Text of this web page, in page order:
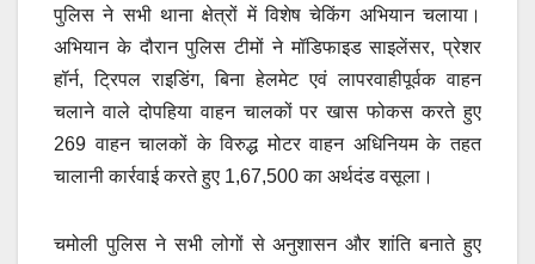
पुलिस ने सभी थाना क्षेत्रों में विशेष चेकिंग अभियान चलाया।
अभियान के दौरान पुलिस टीमों ने मॉडिफाइड साइलेंसर, प्रेशर
हॉर्न, ट्रिपल राइडिंग, बिना हेलमेट एवं लापरवाहीपूर्वक वाहन
चलाने वाले दोपहिया वाहन चालकों पर खास फोकस करते हुए
269 वाहन चालकों के विरुद्ध मोटर वाहन अधिनियम के तहत
चालानी कार्रवाई करते हुए 1,67,500 का अर्थदंड वसूला।
चमोली पुलिस ने सभी लोगों से अनुशासन और शांति बनाते हुए